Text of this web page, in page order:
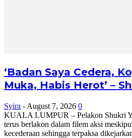
‘Badan Saya Cedera,
Muka, Habis Herot’ –
Syira - August 7, 2026 0
KUALA LUMPUR – Pelakon Shukri
terus berlakon dalam filem aksi
kecederaan sehingga terpaksa